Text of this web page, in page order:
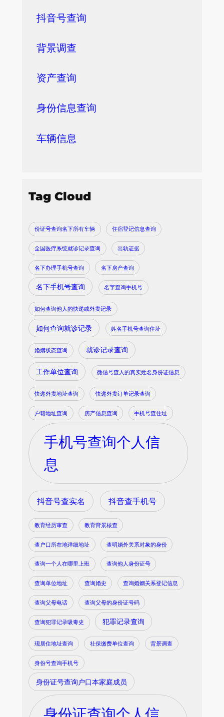
抖音号查询
背景调查
资产查询
身份信息查询
车辆信息
Tag Cloud
份证号查询名下所有车辆 住宿登记信息查询
全国医疗系统就诊记录查询 出轨证据
名下办理手机号查询 名下房产查询
名下手机号查询 名字查询手机号
如何查询他人的快递或外卖记录
如何查询就诊记录 姓名手机号查询住址
婚姻状态查询 就诊记录查询
工作单位查询 微信号查人的真实姓名身份证信息
快递外卖地址查询 快递外卖订单记录查询
户籍地址查询 房产信息查询 手机号查住址
手机号查询个人信
息
抖音号查实名 抖音查手机号
教育经历审查 教育背景核查
查户口所在地详细地址 查明婚外关系对象的身份
查询一个人在哪里上班 查询他人身份证号
查询单位地址 查询婚史 查询婚姻关系登记信息
查询父母电话 查询父母的身份证号码
查询犯罪记录吸毒史 犯罪记录查询
现居住地址查询 社保缴费单位查询 背景调查
身份号查询手机号
身份证号查询户口本家庭成员
身份证查询个人信